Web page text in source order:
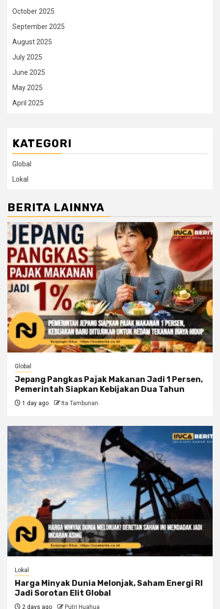
October 2025
September 2025
August 2025
July 2025
June 2025
May 2025
April 2025
KATEGORI
Global
Lokal
BERITA LAINNYA
Global
Jepang Pangkas Pajak Makanan Jadi 1 Persen,
Pemerintah Siapkan Kebijakan Dua Tahun
1 day ago Ita Tambunan
Lokal
Harga Minyak Dunia Melonjak, Saham Energi RI
Jadi Sorotan Elit Global
2 days ago Putri Huahua